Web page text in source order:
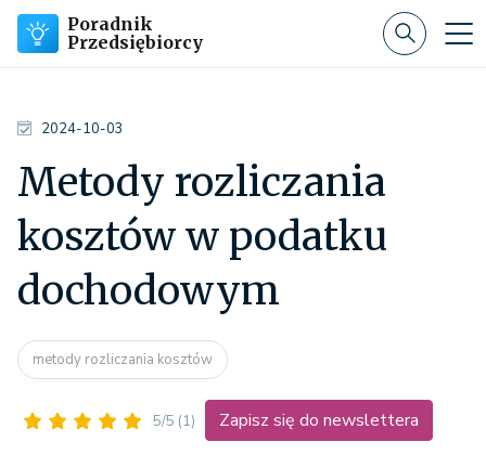
Poradnik
Przedsiębiorcy
2024-10-03
Metody rozliczania
kosztów w podatku
dochodowym
metody rozliczania kosztów
5/5 (1) Zapisz się do newslettera